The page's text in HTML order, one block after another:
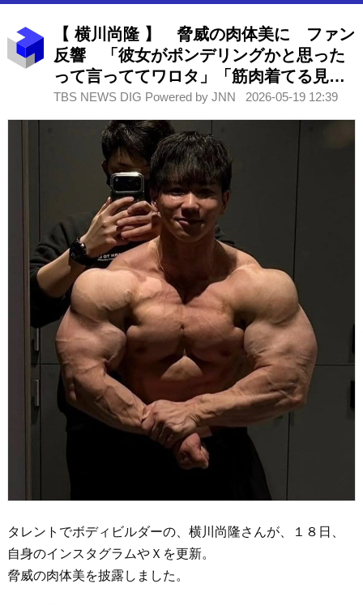
【 横川尚隆 】 脅威の肉体美に ファン
反響 「彼女がポンデリングかと思った
って言っててワロタ」「筋肉着てる見た
い」「筋肉界の至宝」 大会への出場も
告知
TBS NEWS DIG Powered by JNN 2026-05-19 12:39
タレントでボディビルダーの、横川尚隆さんが、１８日、
自身のインスタグラムやＸを更新。
脅威の肉体美を披露しました。